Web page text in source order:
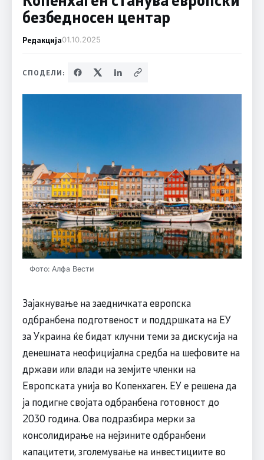
безбедносен центар
Редакција01.10.2025
СПОДЕЛИ:
Фото: Алфа Вести
Зајакнување на заедничката европска
одбранбена подготвеност и поддршката на ЕУ
за Украина ќе бидат клучни теми за дискусија на
денешната неофицијална средба на шефовите на
држави или влади на земјите членки на
Европската унија во Копенхаген. ЕУ е решена да
ја подигне својата одбранбена готовност до
2030 година. Ова подразбира мерки за
консолидирање на нејзините одбранбени
капацитети, зголемување на инвестициите во